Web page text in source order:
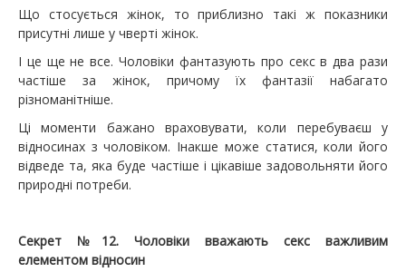
Що стосується жінок, то приблизно такі ж показники
присутні лише у чверті жінок.
І це ще не все. Чоловіки фантазують про секс в два рази
частіше за жінок, причому їх фантазії набагато
різноманітніше.
Ці моменти бажано враховувати, коли перебуваєш у
відносинах з чоловіком. Інакше може статися, коли його
відведе та, яка буде частіше і цікавіше задовольняти його
природні потреби.
Секрет №12. Чоловіки вважають секс важливим
елементом відносин